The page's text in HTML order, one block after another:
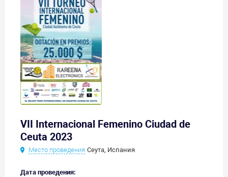
VII Internacional Femenino Ciudad de
Ceuta 2023
Место проведения Сеута, Испания
Дата проведения: